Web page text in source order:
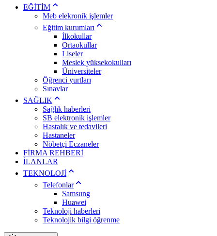
EĞİTİM
Meb elekronik işlemler
Eğitim kurumları
İlkokullar
Ortaokullar
Liseler
Meslek yüksekokulları
Üniversiteler
Öğrenci yurtları
Sınavlar
SAĞLIK
Sağlık haberleri
SB elektronik işlemler
Hastalık ve tedavileri
Hastaneler
Nöbetçi Eczaneler
FİRMA REHBERİ
İLANLAR
TEKNOLOJİ
Telefonlar
Samsung
Huawei
Teknoloji haberleri
Teknolojik bilgi öğrenme